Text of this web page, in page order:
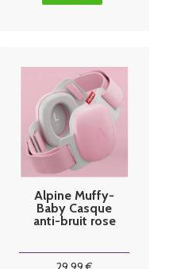
Alpine Muffy-
Baby Casque
anti-bruit rose